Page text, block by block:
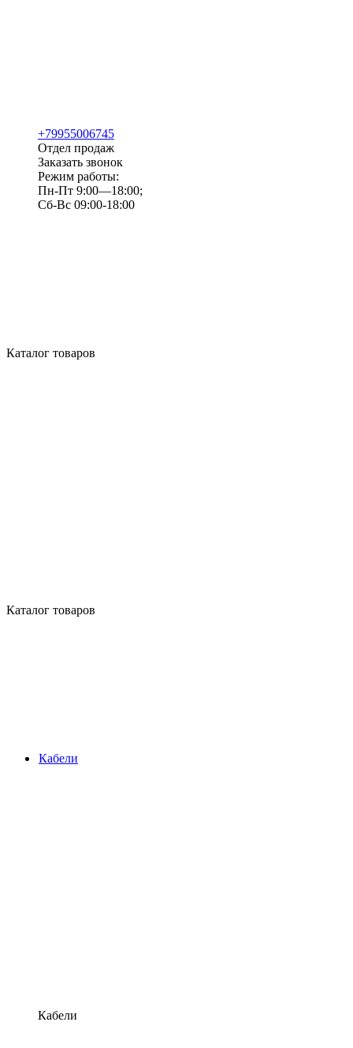
+79955006745
Отдел продаж
Заказать звонок
Режим работы:
Пн-Пт 9:00—18:00;
Сб-Вс 09:00-18:00
Каталог товаров
Каталог товаров
Кабели
Кабели